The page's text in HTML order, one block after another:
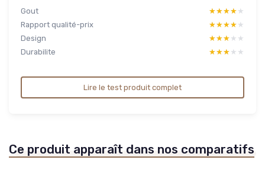
Gout ★★★★★
★★★★★
Rapport qualité-prix
★★★★★
★★★★★
Design
★★★★★
★★★★★
Durabilite
★★★★★
★★★★★
Lire le test produit complet
Ce produit apparaît dans nos comparatifs